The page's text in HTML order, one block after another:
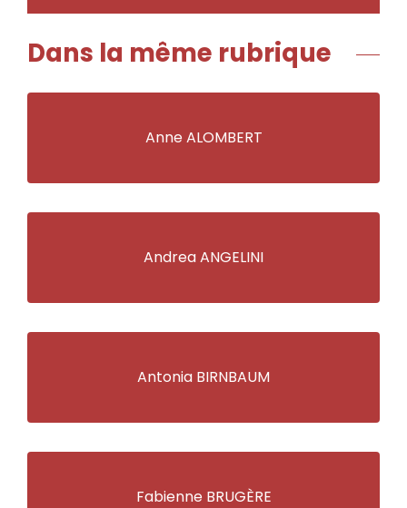
Dans la même rubrique
Anne ALOMBERT
Andrea ANGELINI
Antonia BIRNBAUM
Fabienne BRUGÈRE